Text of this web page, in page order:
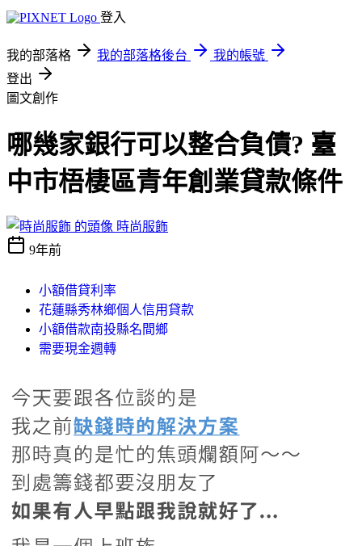
登入
我的部落格 我的部落格後台
我的帳號
登出
圖文創作
哪幾家銀行可以整合負債? 臺
中市梧棲區青年創業貸款條件
時尚服飾
9年前
小額借貸利率
花蓮縣秀林鄉個人信用貸款
小額借款南投縣名間鄉
需要現金週轉